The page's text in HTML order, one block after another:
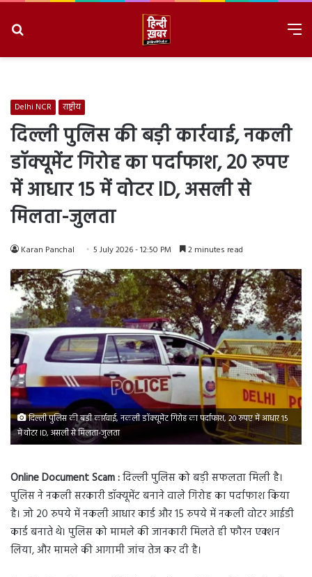
Delhi NCR राष्ट्रीय
दिल्ली पुलिस की बड़ी कार्रवाई, नकली
डॉक्यूमेंट गिरोह का पर्दाफाश, 20 रुपए
में आधार 15 में वोटर ID, असली से
मिलता-जुलता
Karan Panchal 5 July 2026 - 12:50 PM 2 minutes read
दिल्ली पुलिस की बड़ी कार्रवाई, नकली डॉक्यूमेंट गिरोह का पर्दाफाश, 20 रुपए में आधार 15
में वोटर ID, असली से मिलता-जुलता
Online Document Scam :दिल्ली पुलिस को बड़ी सफलता मिली है।
पुलिस ने नकली सरकारी डॉक्यूमेंट बनाने वाले गिरोह का पर्दाफाश किया
है। जो 20 रुपये में नकली आधार कार्ड और 15 रुपये में नकली वोटर आईडी
कार्ड बनाते थे। पुलिस को मामले की जानकारी मिलते ही फौरन एक्शन
लिया, और मामले की आगामी जांच तेज कर दी है।